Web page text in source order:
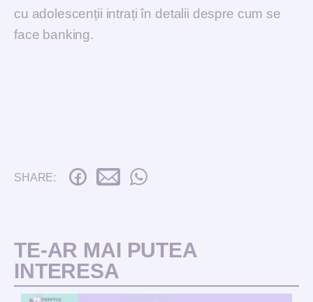
cu adolescenții intrați în detalii despre cum se
face banking.
SHARE:
TE-AR MAI PUTEA
INTERESA